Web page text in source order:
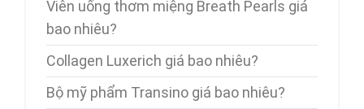
Viên uống thơm miệng Breath Pearls giá
bao nhiêu?
Collagen Luxerich giá bao nhiêu?
Bộ mỹ phẩm Transino giá bao nhiêu?